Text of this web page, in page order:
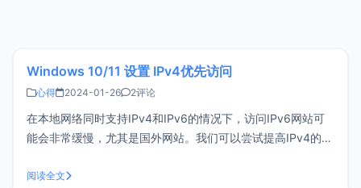
Windows 10/11 设置 IPv4优先访问
心得 2024-01-26 2评论
在本地网络同时支持IPv4和IPv6的情况下，访问IPv6网站可
能会非常缓慢，尤其是国外网站。我们可以尝试提高IPv4的优
使用IPv4进行访问，从而解决IPv6网络缓慢的问题。设置
阅读全文